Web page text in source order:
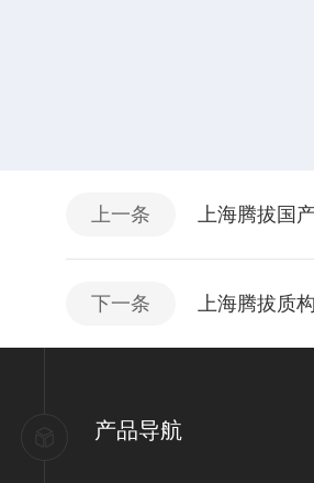
上一条 上海腾拔国
下一条 上海腾拔质
产品导航